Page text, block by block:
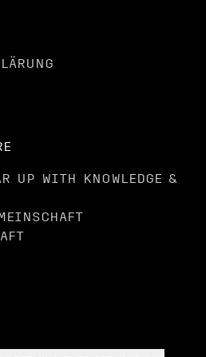
UP WITH KNOWLEDGE &